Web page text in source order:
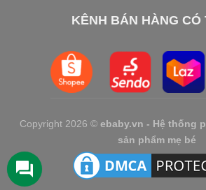
KÊNH BÁN HÀNG CÓ
Copyright 2026 © ebaby.vn - Hệ thống
sản phẩm mẹ bé